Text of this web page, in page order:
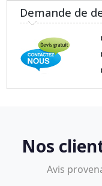
Demande de
Nos
Avis